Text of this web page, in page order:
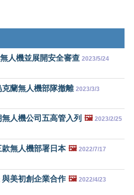
人機並展開安全審查 2023/5/24
蘭無人機部隊撤離 2023/3/3
人機公司五高管入列 🖼️ 2023/2/25
無人機部署日本 🖼️ 2022/7/17
美初創企業合作 🖼️ 2022/4/23